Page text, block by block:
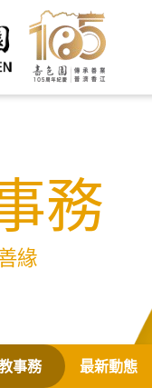
務
緣
事務 最新動態